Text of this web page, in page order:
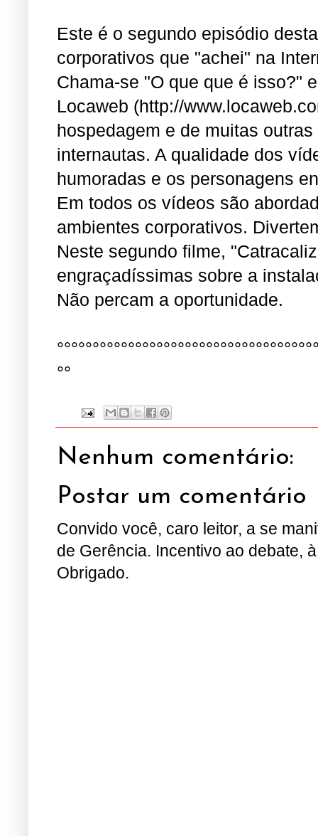
Este é o segundo episódio
corporativos que "achei" na
Chama-se "O que que é isso?"
Locaweb (http://
hospedagem e de muitas
internautas. A qualidade dos
humoradas e os personagens
Em todos os vídeos são
ambientes corporativos.
Neste segundo filme,
engraçadíssimas sobre a
Não percam a oportunidade.
°°
Nenhum comentário:
Postar um comentário
Convido você, caro leitor, a se
de Gerência. Incentivo ao debate,
Obrigado.